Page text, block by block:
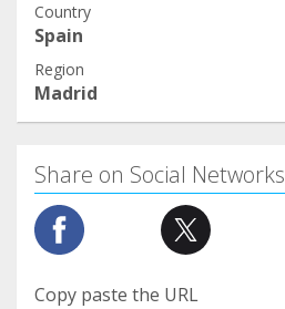
Country
Spain
Region
Madrid
Share on Social Networks
Copy paste the URL